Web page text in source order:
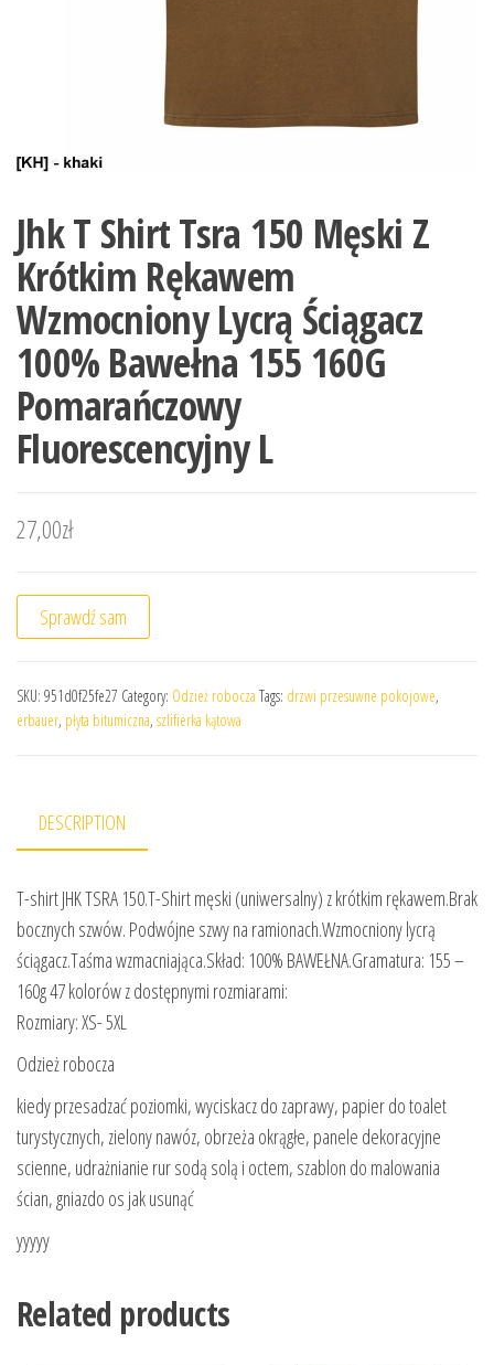
Jhk T Shirt Tsra 150 Męski Z
Krótkim Rękawem
Wzmocniony Lycrą Ściągacz
100% Bawełna 155 160G
Pomarańczowy
Fluorescencyjny L
27,00zł
Sprawdź sam
SKU: 951d0f25fe27 Category: Odzież robocza Tags: drzwi przesuwne pokojowe,
erbauer, płyta bitumiczna, szlifierka kątowa
DESCRIPTION
T-shirt JHK TSRA 150.T-Shirt męski (uniwersalny) z krótkim rękawem.Brak
bocznych szwów. Podwójne szwy na ramionach.Wzmocniony lycrą
ściągacz.Taśma wzmacniająca.Skład: 100% BAWEŁNA.Gramatura: 155 –
160g 47 kolorów z dostępnymi rozmiarami:
Rozmiary: XS- 5XL
Odzież robocza
kiedy przesadzać poziomki, wyciskacz do zaprawy, papier do toalet
turystycznych, zielony nawóz, obrzeża okrągłe, panele dekoracyjne
scienne, udrażnianie rur sodą solą i octem, szablon do malowania
ścian, gniazdo os jak usunąć
yyyyy
Related products